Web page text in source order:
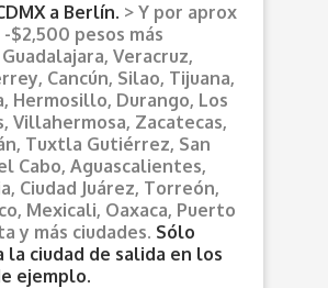
a Berlín. > Y por aprox
-$2,500 pesos más
Guadalajara, Veracruz,
Cancún, Silao, Tijuana,
Hermosillo, Durango, Los
Villahermosa, Zacatecas,
Tuxtla Gutiérrez, San
Cabo, Aguascalientes,
Ciudad Juárez, Torreón,
Mexicali, Oaxaca, Puerto
y más ciudades. Sólo
la ciudad de salida en los
ejemplo.